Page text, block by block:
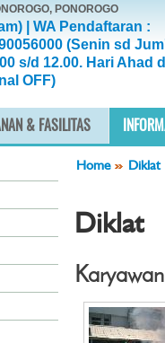
PONOROGO
| WA Pendaftaran :
(Senin sd
s/d 12.00. Hari Ahad
OFF)
& FASILITAS
Home Diklat
Diklat